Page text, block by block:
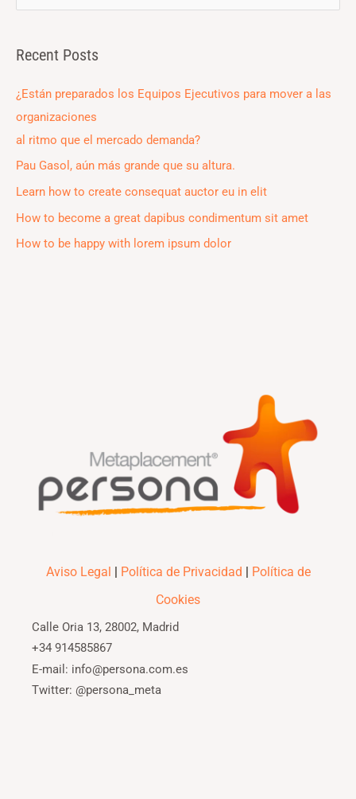
r
:
Recent Posts
¿Están preparados los Equipos Ejecutivos para mover a las
organizaciones
al ritmo que el mercado demanda?
Pau Gasol, aún más grande que su altura.
Learn how to create consequat auctor eu in elit
How to become a great dapibus condimentum sit amet
How to be happy with lorem ipsum dolor
Aviso Legal | Política de Privacidad | Política de
Cookies
Calle Oria 13, 28002, Madrid
+34 914585867
E-mail: info@persona.com.es
Twitter: @persona_meta